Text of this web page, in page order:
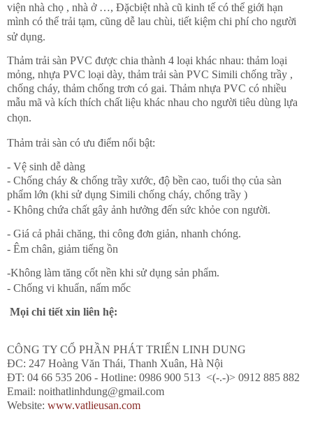
viện nhà chọ , nhà ở …, Đặcbiệt nhà cũ kinh tế có thể giới hạn
mình có thể trải tạm, cũng dễ lau chùi, tiết kiệm chi phí cho người
sử dụng.
Thảm trải sàn PVC được chia thành 4 loại khác nhau: thảm loại
mỏng, nhựa PVC loại dày, thảm trải sàn PVC Simili chống trầy ,
chống cháy, thảm chống trơn có gai. Thảm nhựa PVC có nhiều
mẫu mã và kích thích chất liệu khác nhau cho người tiêu dùng lựa
chọn.
Thảm trải sàn có ưu điểm nổi bật:
- Vệ sinh dễ dàng
- Chống cháy & chống trầy xước, độ bền cao, tuổi thọ của sàn
phẩm lớn (khi sử dụng Simili chống cháy, chống trầy )
- Không chứa chất gây ảnh hưởng đến sức khỏe con người.
- Giá cả phải chăng, thi công đơn giản, nhanh chóng.
- Êm chân, giảm tiếng ồn
-Không làm tăng cốt nền khi sử dụng sản phẩm.
- Chống vi khuẩn, nấm mốc
Mọi chi tiết xin liên hệ:
CÔNG TY CỔ PHẦN PHÁT TRIỂN LINH DUNG
ĐC: 247 Hoàng Văn Thái, Thanh Xuân, Hà Nội
ĐT: 04 66 535 206 - Hotline: 0986 900 513 <(-.-)> 0912 885 882
Email: noithatlinhdung@gmail.com
Website: www.vatlieusan.com